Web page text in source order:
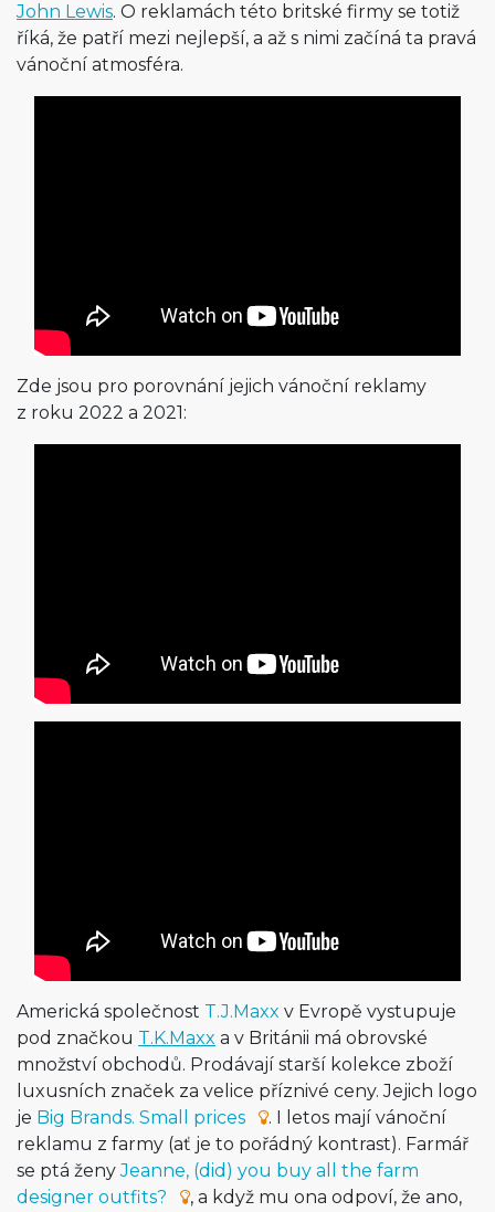
John Lewis. O reklamách této britské firmy se totiž
říká, že patří mezi nejlepší, a až s nimi začíná ta pravá
vánoční atmosféra.
Zde jsou pro porovnání jejich vánoční reklamy
z roku 2022 a 2021:
Americká společnost T.J.Maxx v Evropě vystupuje
pod značkou T.K.Maxx a v Británii má obrovské
množství obchodů. Prodávají starší kolekce zboží
luxusních značek za velice příznivé ceny. Jejich logo
je Big Brands. Small prices
. I letos mají vánoční
reklamu z farmy (ať je to pořádný kontrast). Farmář
se ptá ženyJeanne, (did) you buy all the farm
designer outfits?
, a když mu ona odpoví, že ano,